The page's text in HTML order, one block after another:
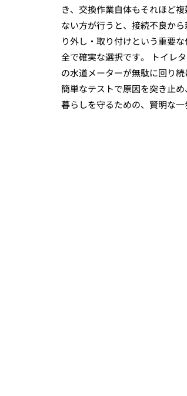
き、交換作業自体もそれほど
ない方が行うと、接続不良か
り外し・取り付けという重要
全で確実な選択です。 トイレ
の水道メーターが無駄に回り
簡単なテストで原因を突き止
暮らしを守るための、賢明な一